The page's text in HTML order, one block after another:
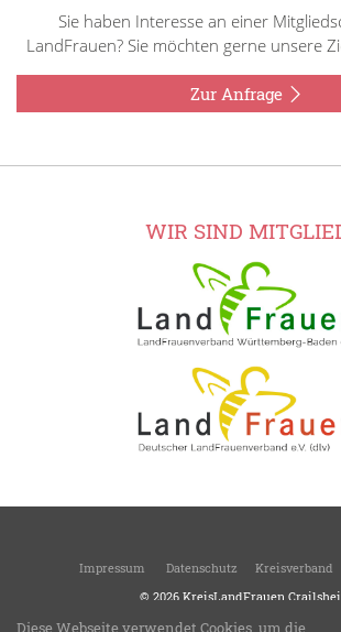
Sie haben Interesse an einer
LandFrauen? Sie möchten gerne unsere
Zur Anfrage
WIR SIND
Impressum Datenschutz Kreisverband
© 2026 KreisLandFrauen
Diese Webseite verwendet Cookies, um die